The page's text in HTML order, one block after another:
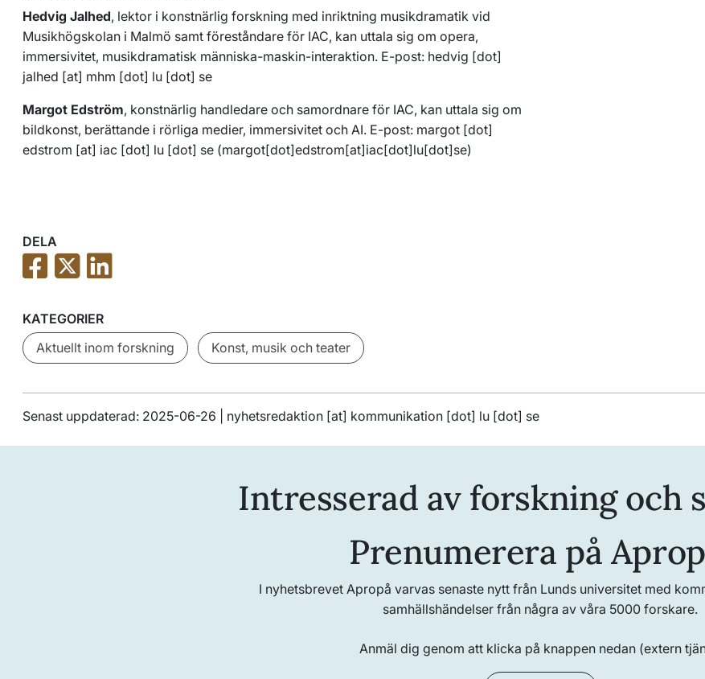
Hedvig Jalhed, lektor i konstnärlig forskning med inriktning musikdramatik vid
Musikhögskolan i Malmö samt föreståndare för IAC, kan uttala sig om opera,
immersivitet, musikdramatisk människa-maskin-interaktion. E-post: hedvig [dot]
jalhed [at] mhm [dot] lu [dot] se
Margot Edström, konstnärlig handledare och samordnare för IAC, kan uttala sig om
bildkonst, berättande i rörliga medier, immersivitet och AI. E-post: margot [dot]
edstrom [at] iac [dot] lu [dot] se (margot[dot]edstrom[at]iac[dot]lu[dot]se)
DELA
KATEGORIER
Aktuellt inom forskning
Konst, musik och teater
Senast uppdaterad: 2025-06-26 | nyhetsredaktion [at] kommunikation [dot] lu [dot] se
Intresserad av forskning och
Prenumerera på
I nyhetsbrevet Apropå varvas senaste nytt från Lunds universitet med
samhällshändelser från några av våra 5000 forskare.
Anmäl dig genom att klicka på knappen nedan (extern